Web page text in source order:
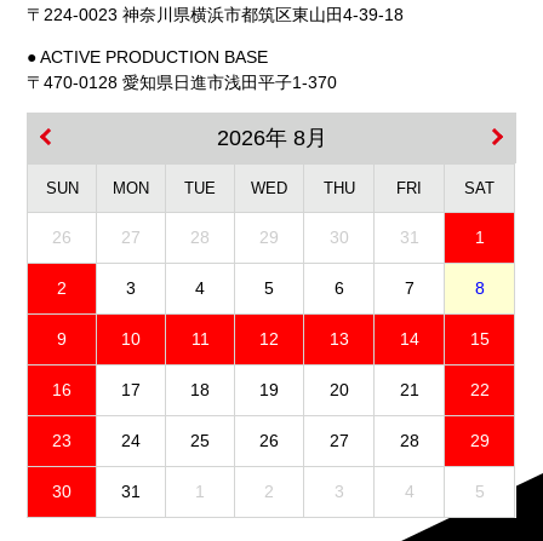
〒224-0023 神奈川県横浜市都筑区東山田4-39-18
● ACTIVE PRODUCTION BASE
〒470-0128 愛知県日進市浅田平子1-370
2026年 8月
SUN MON TUE WED THU FRI SAT
26 27 28 29 30 31 1
2 3 4 5 6 7 8
9 10 11 12 13 14 15
16 17 18 19 20 21 22
23 24 25 26 27 28 29
30 31 1 2 3 4 5